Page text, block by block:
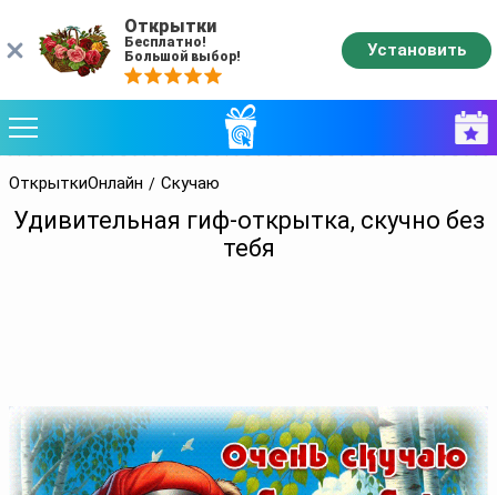
ОткрыткиОнлайн Скучаю
Удивительная гиф-открытка, скучно без
тебя
Открытки
Бесплатно!
Большой выбор!
Установить